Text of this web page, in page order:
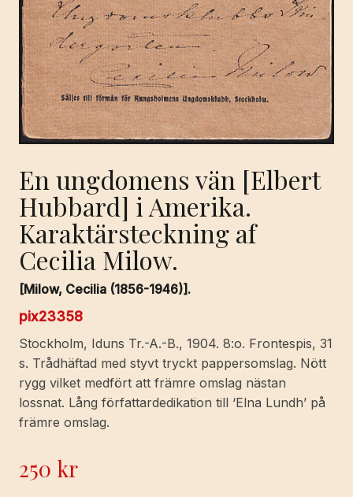
En ungdomens vän [Elbert
Hubbard] i Amerika.
Karaktärsteckning af
Cecilia Milow.
[Milow, Cecilia (1856-1946)].
pix23358
Stockholm, Iduns Tr.-A.-B., 1904. 8:o. Frontespis, 31
s. Trådhäftad med styvt tryckt pappersomslag. Nött
rygg vilket medfört att främre omslag nästan
lossnat. Lång författardedikation till ‘Elna Lundh’ på
främre omslag.
250 kr